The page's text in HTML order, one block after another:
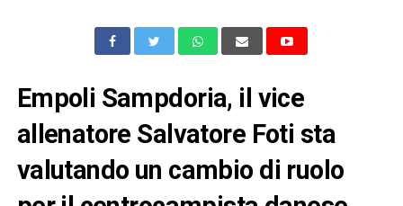
Empoli Sampdoria, il vice
allenatore Salvatore Foti sta
valutando un cambio di ruolo